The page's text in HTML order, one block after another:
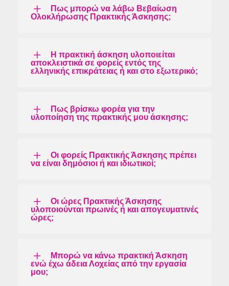
Πως μπορώ να λάβω Βεβαίωση
Ολοκλήρωσης Πρακτικής Άσκησης;
Η πρακτική άσκηση υλοποιείται
αποκλειστικά σε φορείς εντός της
ελληνικής επικράτειας ή και στο εξωτερικό;
Πως βρίσκω φορέα για την
υλοποίηση της πρακτικής μου άσκησης;
Οι φορείς Πρακτικής Άσκησης πρέπει
να είναι δημόσιοι ή και ιδιωτικοί;
Οι ώρες Πρακτικής Άσκησης
υλοποιούνται πρωινές ή και απογευματινές
ώρες;
Μπορώ να κάνω πρακτική Άσκηση
ενώ έχω άδεια Λοχείας από την εργασία
μου;